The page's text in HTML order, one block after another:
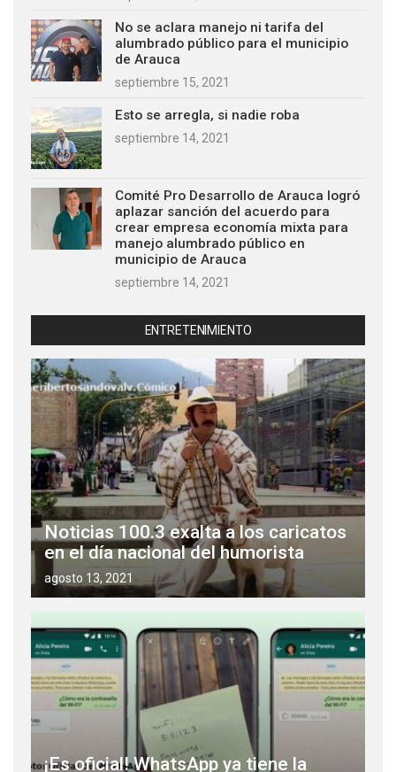
No se aclara manejo ni tarifa del
alumbrado público para el municipio
de Arauca
septiembre 15, 2021
Esto se arregla, si nadie roba
septiembre 14, 2021
Comité Pro Desarrollo de Arauca logró
aplazar sanción del acuerdo para
crear empresa economía mixta para
manejo alumbrado público en
municipio de Arauca
septiembre 14, 2021
ENTRETENIMIENTO
Noticias 100.3 exalta a los caricatos
en el día nacional del humorista
agosto 13, 2021
¡Es oficial! WhatsApp ya tiene la